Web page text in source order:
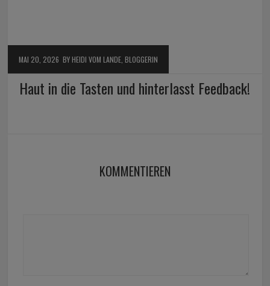
MAI 20, 2026 BY HEIDI VOM LANDE, BLOGGERIN
Haut in die Tasten und hinterlasst Feedback!
KOMMENTIEREN